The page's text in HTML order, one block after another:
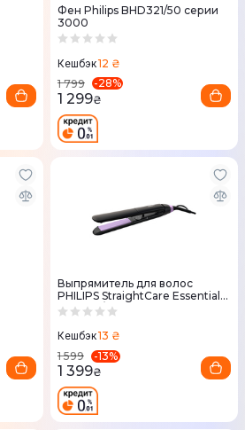
Фен Philips BHD321/50 серии
3000
Кешбэк12 ₴
1 799
-28%
1 299₴
Выпрямитель для волос
PHILIPS StraightCare Essential
BHS377/00
Кешбэк13 ₴
1 599
-13%
1 399₴